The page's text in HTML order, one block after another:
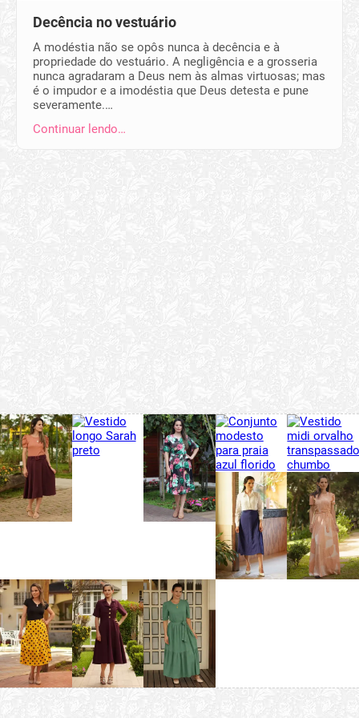
Decência no vestuário
A modéstia não se opôs nunca à decência e à
propriedade do vestuário. A negligência e a grosseria
nunca agradaram a Deus nem às almas virtuosas; mas
é o impudor e a imodéstia que Deus detesta e pune
severamente.…
Continuar lendo…